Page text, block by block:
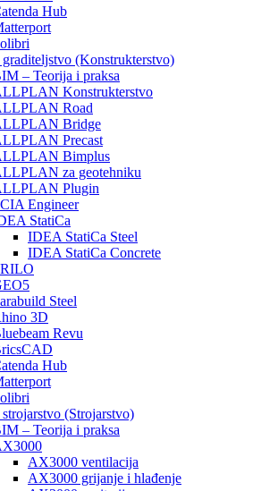
Hub
(Konstrukterstvo)
– Teorija i praksa
Konstrukterstvo
Road
Bridge
Precast
Bimplus
za geotehniku
Plugin
Engineer
StatiCa
IDEA StatiCa Steel
IDEA StatiCa Concrete
Steel
3D
Revu
Hub
(Strojarstvo)
– Teorija i praksa
AX3000 ventilacija
AX3000 grijanje i hlađenje